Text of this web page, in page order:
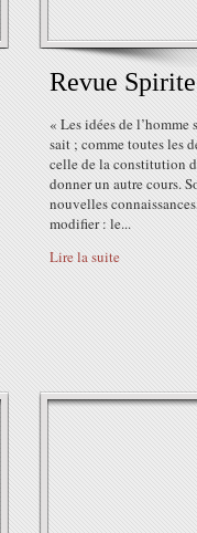
Revue
« Les idées de l’homme
sait ; comme toutes les
celle de la constitution
donner un autre cours.
nouvelles
modifier : le...
Lire la suite